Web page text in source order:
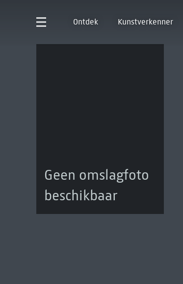
Ontdek Kunstverkenner
Geen omslagfoto
beschikbaar